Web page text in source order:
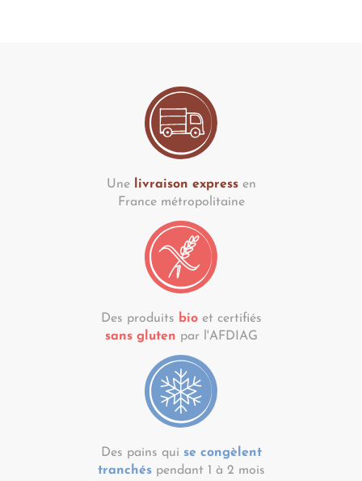
Une livraison expressen
France métropolitaine
Des produits bioet certifiés
sans gluten par l'AFDIAG
Des pains qui se congèlent
tranchéspendant 1 à 2 mois